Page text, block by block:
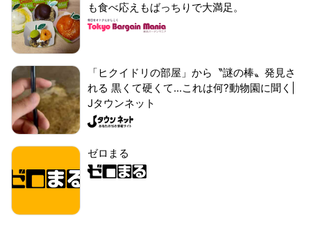
も食べ応えもばっちりで大満足。
「ヒクイドリの部屋」から〝謎の棒〟発見さ
れる 黒くて硬くて...これは何?動物園に聞く|
Jタウンネット
ゼロまる